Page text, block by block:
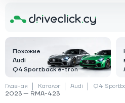
Похожие
Audi
Q4 Sportback e-tron
Главная Каталог Audi Q4
2023 — RMA-423